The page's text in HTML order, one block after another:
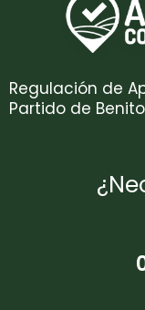
Regulación de
Partido de